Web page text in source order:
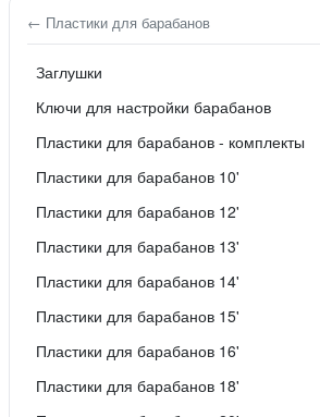
← Пластики для барабанов
Заглушки
Ключи для настройки барабанов
Пластики для барабанов - комплекты
Пластики для барабанов 10'
Пластики для барабанов 12'
Пластики для барабанов 13'
Пластики для барабанов 14'
Пластики для барабанов 15'
Пластики для барабанов 16'
Пластики для барабанов 18'